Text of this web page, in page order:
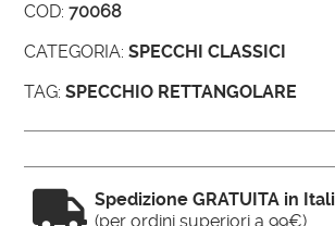
COD:70068
CATEGORIA:SPECCHI CLASSICI
TAG:SPECCHIO RETTANGOLARE
 Spedizione GRATUITA in
(per ordini superiori a 99€)